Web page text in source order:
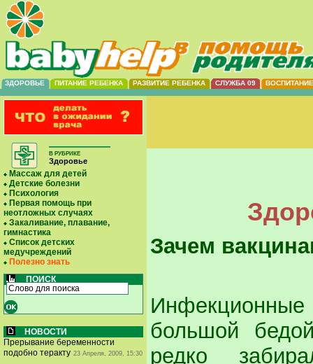
ЗДОРОВЬЕ ПИТАНИЕ РЕБЕНКА РАЗВИТИЕ РЕБЕНКА СЛУЖБА 09 ВОСПИТАНИЕ
В РУБРИКЕ
Здоровье
Массаж для детей
Детские болезни
Психология
Первая помощь при
неотложных случаях
Закаливание, плавание,
гимнастика
Список детских
медучреждений
Полезно знать
ПОИСК
НОВОСТИ
Прерывание беременности
подобно теракту 23 Апреля, 2009, 15:30
Зачем
Инфекционные
большой
редко